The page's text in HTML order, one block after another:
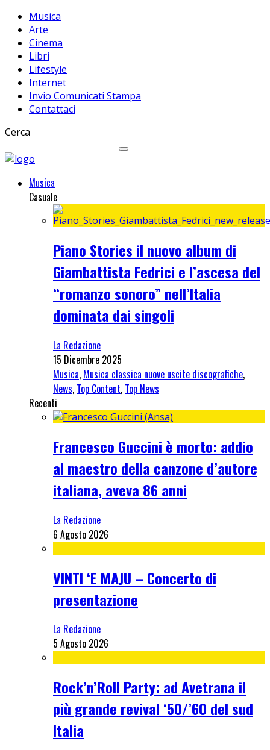
Musica
Arte
Cinema
Libri
Lifestyle
Internet
Invio Comunicati Stampa
Contattaci
Cerca
Musica
Casuale
Piano Stories il nuovo album di
Giambattista Fedrici e l’ascesa del
“romanzo sonoro” nell’Italia
dominata dai singoli
La Redazione
15 Dicembre 2025
Musica, Musica classica nuove uscite discografiche,
News, Top Content, Top News
Recenti
Francesco Guccini è morto: addio
al maestro della canzone d’autore
italiana, aveva 86 anni
La Redazione
6 Agosto 2026
VINTI ‘E MAJU – Concerto di
presentazione
La Redazione
5 Agosto 2026
Rock’n’Roll Party: ad Avetrana il
più grande revival ‘50/’60 del sud
Italia